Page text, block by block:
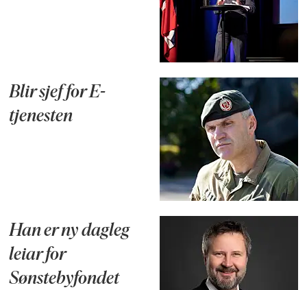
Blir sjef for E-
tjenesten
Han er ny dagleg
leiar for
Sønstebyfondet